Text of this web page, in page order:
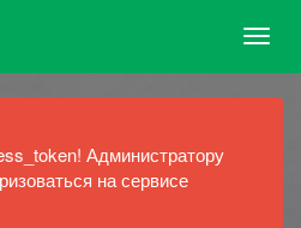
Администратору
на сервисе